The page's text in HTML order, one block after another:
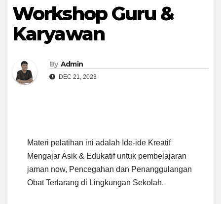
Workshop Guru &
Karyawan
By Admin
DEC 21, 2023
Materi pelatihan ini adalah Ide-ide Kreatif
Mengajar Asik & Edukatif untuk pembelajaran
jaman now, Pencegahan dan Penanggulangan
Obat Terlarang di Lingkungan Sekolah.